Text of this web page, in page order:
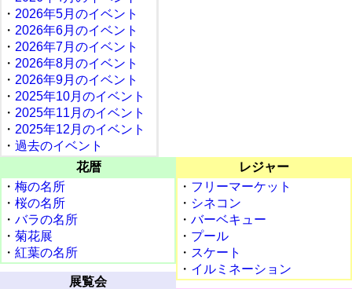
・ 2026年5月のイベント
・ 2026年6月のイベント
・ 2026年7月のイベント
・ 2026年8月のイベント
・ 2026年9月のイベント
・ 2025年10月のイベント
・ 2025年11月のイベント
・ 2025年12月のイベント
・ 過去のイベント
花暦
・ 梅の名所
・ 桜の名所
・ バラの名所
・ 菊花展
・ 紅葉の名所
展覧会
レジャー
・ フリーマーケット
・ シネコン
・ バーベキュー
・ プール
・ スケート
・ イルミネーション